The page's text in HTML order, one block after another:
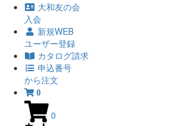
大和友の会
入会
新規WEB
ユーザー登録
カタログ請求
申込番号
から注文
0
0